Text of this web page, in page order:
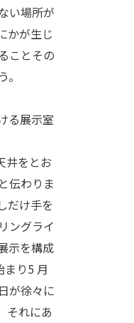
い場所が
かが生じ
ことその
る展示室
井をとお
伝わりま
だけ手を
ングライ
示を構成
まり5 月
が徐々に
それにあ